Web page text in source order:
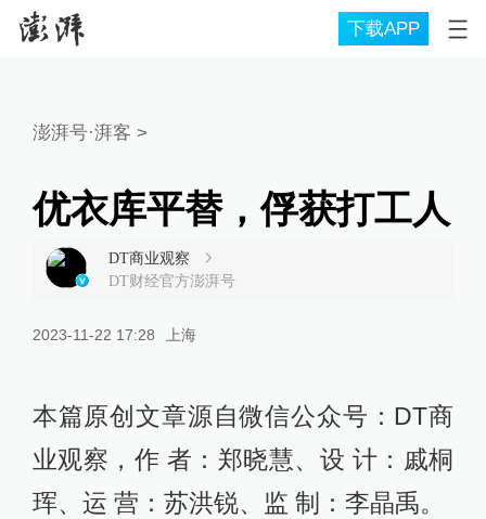
下载APP
澎湃号·湃客 >
优衣库平替，俘获打工人
DT商业观察
DT财经官方澎湃号
2023-11-22 17:28 上海
本篇原创文章源自微信公众号：DT商
业观察，作 者：郑晓慧、设 计：戚桐
珲、运 营：苏洪锐、监 制：李晶禹。